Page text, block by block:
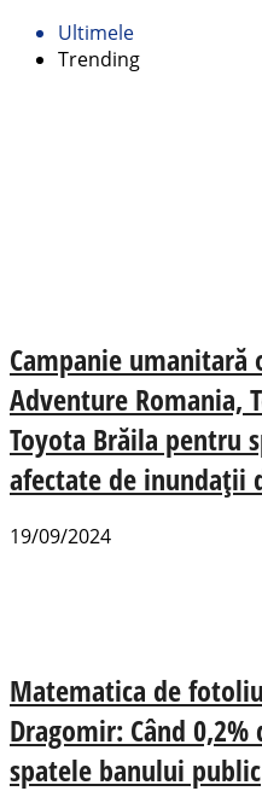
Ultimele
Trending
Campanie umanitară
Adventure Romania,
Toyota Brăila pentru
afectate de inundații
19/09/2024
Matematica de
Dragomir: Când
spatele banului public